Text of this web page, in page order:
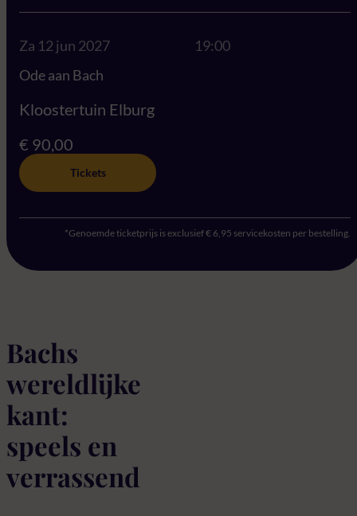
Za 12 jun 2027
19:00
Ode aan Bach
Kloostertuin Elburg
€ 90,00
Tickets
*Genoemde ticketprijs is exclusief € 6,95 servicekosten per bestelling.
Bachs
wereldlijke
kant:
speels en
verrassend